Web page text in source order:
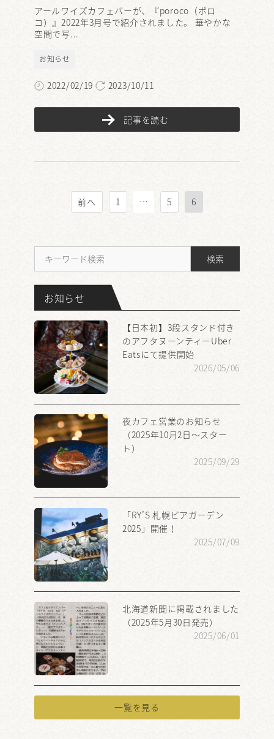
アールワイズカフェバーが、『poroco（ポロ
コ）』2022年3月号で紹介されました。 華やかな
空間で写...
お知らせ
2022/02/19 2023/10/11
記事を読む
ジ
送
前へ 1 … 5 6
検索
お知らせ
【日本初】3段スタンド付き
のアフタヌーンティーUber
Eatsにて提供開始
2026/05/06
夜カフェ営業のお知らせ
（2025年10月2日～スター
ト）
2025/09/29
「RY’S 札幌ビアガーデン
2025」開催！
2025/07/09
北海道新聞に掲載されました
（2025年5月30日発売）
2025/06/01
一覧を見る